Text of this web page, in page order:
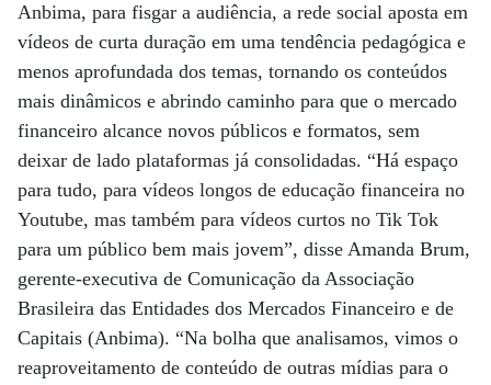
Anbima, para fisgar a audiência, a rede social aposta em
vídeos de curta duração em uma tendência pedagógica e
menos aprofundada dos temas, tornando os conteúdos
mais dinâmicos e abrindo caminho para que o mercado
financeiro alcance novos públicos e formatos, sem
deixar de lado plataformas já consolidadas. “Há espaço
para tudo, para vídeos longos de educação financeira no
Youtube, mas também para vídeos curtos no Tik Tok
para um público bem mais jovem”, disse Amanda Brum,
gerente-executiva de Comunicação da Associação
Brasileira das Entidades dos Mercados Financeiro e de
Capitais (Anbima). “Na bolha que analisamos, vimos o
reaproveitamento de conteúdo de outras mídias para o